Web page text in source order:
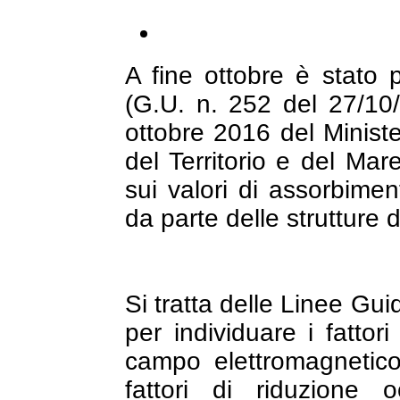
A fine ottobre è stato
(G.U. n. 252 del 27/
ottobre 2016 del
del Territorio e del
sui valori di
da parte delle strutture
Si tratta delle Linee
per individuare i
campo
fattori di riduzione